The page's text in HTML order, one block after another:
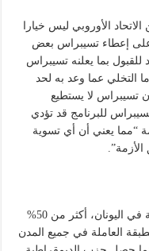
الأوروبي ليس خيارا
على إعطاء تسيبراس بعض
للقبول بما يعلنه تسيبراس
التخلي عما وعد به لحد
أن تسيبراس لا يستطيع
للبرنامج قد تؤدي
“مما يعني أن أي تسوية
عكست نتائج الانتخابات الانقسامات الطبقية في اليونان، أكثر من 50%
العاملة في جميع المدن